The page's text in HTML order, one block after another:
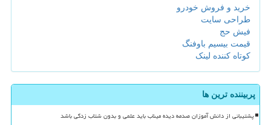
خرید و فروش خودرو
طراحی سایت
فیش حج
قیمت بیسیم باوفنگ
کوتاه کننده لینک
پربیننده ترین ها
پشتیبانی از دانش آموزان صدمه دیده میناب باید علمی و بدون شتاب زدگی باشد